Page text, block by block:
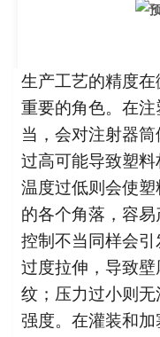
生产工艺的精度
重要的角色。在
当，会对注射器
过高可能导致塑料
温度过低则会使
的各个角落，容
控制不当同样会
过度拉伸，导致
纹；压力过小则
强度。在灌装和